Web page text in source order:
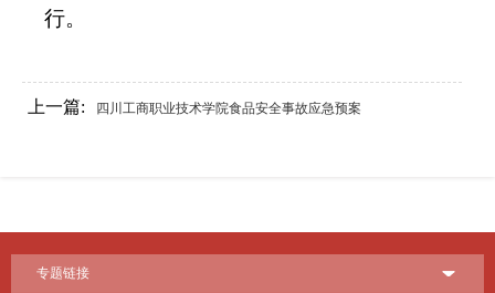
行。
上一篇: 四川工商职业技术学院食品安全事故应急预案
专题链接